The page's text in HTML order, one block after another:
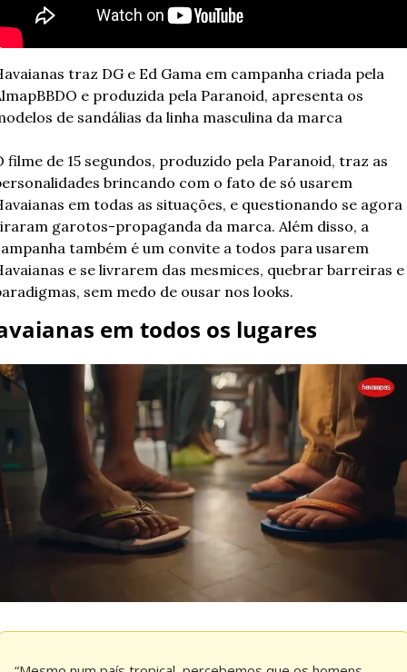
traz DG e Ed Gama em campanha criada pela
e produzida pela Paranoid, apresenta os
de sandálias da linha masculina da marca
filme de 15 segundos, produzido pela Paranoid, traz as
brincando com o fato de só usarem
em todas as situações, e questionando se agora
garotos-propaganda da marca. Além disso, a
também é um convite a todos para usarem
e se livrarem das mesmices, quebrar barreiras e
sem medo de ousar nos looks.
em todos os lugares